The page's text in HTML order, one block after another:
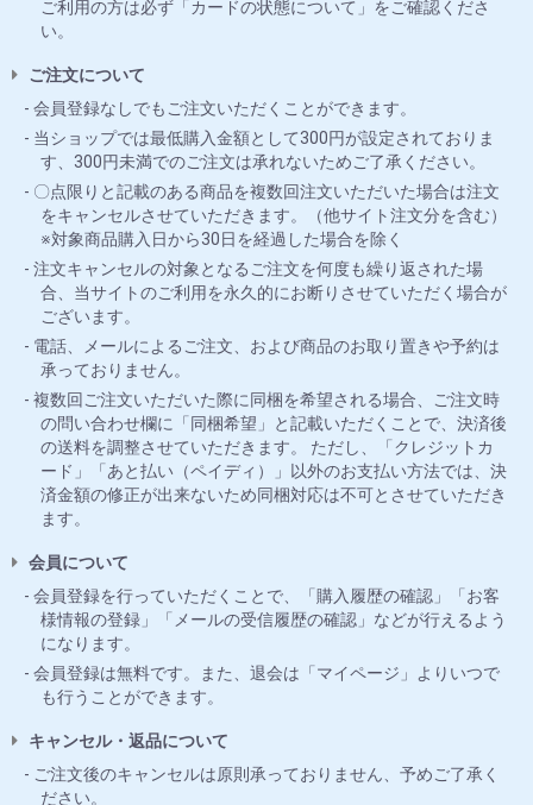
ご利用の方は必ず「カードの状態について」をご確認くださ
い。
ご注文について
会員登録なしでもご注文いただくことができます。
当ショップでは最低購入金額として300円が設定されておりま
す、300円未満でのご注文は承れないためご了承ください。
〇点限りと記載のある商品を複数回注文いただいた場合は注文
をキャンセルさせていただきます。（他サイト注文分を含む）
※対象商品購入日から30日を経過した場合を除く
注文キャンセルの対象となるご注文を何度も繰り返された場
合、当サイトのご利用を永久的にお断りさせていただく場合が
ございます。
電話、メールによるご注文、および商品のお取り置きや予約は
承っておりません。
複数回ご注文いただいた際に同梱を希望される場合、ご注文時
の問い合わせ欄に「同梱希望」と記載いただくことで、決済後
の送料を調整させていただきます。 ただし、「クレジットカ
ード」「あと払い（ペイディ）」以外のお支払い方法では、決
済金額の修正が出来ないため同梱対応は不可とさせていただき
ます。
会員について
会員登録を行っていただくことで、「購入履歴の確認」「お客
様情報の登録」「メールの受信履歴の確認」などが行えるよう
になります。
会員登録は無料です。また、退会は「マイページ」よりいつで
も行うことができます。
キャンセル・返品について
ご注文後のキャンセルは原則承っておりません、予めご了承く
ださい。